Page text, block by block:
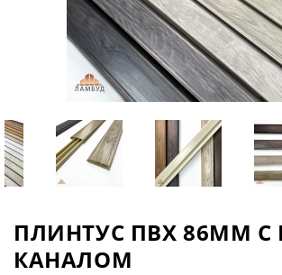
ПЛИНТУС ПВХ 86ММ С
КАНАЛОМ